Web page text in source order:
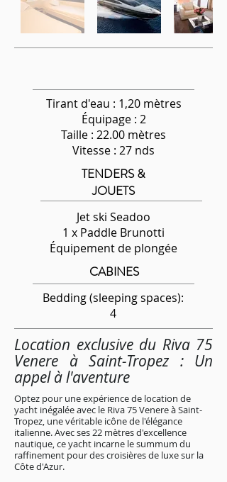
Tirant d'eau : 1,20 mètres
Équipage: 2
Taille : 22.00 mètres
Vitesse : 27 nds
TENDERS &
JOUETS
Jet ski Seadoo
1 x Paddle Brunotti
Équipement de plongée
CABINES
Bedding (sleeping spaces):
4
Location exclusive du Riva 75
Venere à Saint-Tropez : Un
appel à l'aventure
Optez pour une expérience de location de
yacht inégalée avec le Riva 75 Venere à Saint-
Tropez, une véritable icône de l'élégance
italienne. Avec ses 22 mètres d'excellence
nautique, ce yacht incarne le summum du
raffinement pour des croisières de luxe sur la
Côte d'Azur.